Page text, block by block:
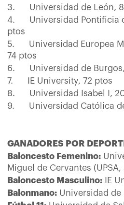
3. Universidad de León,
4. Universidad Pontificia
ptos
5. Universidad Europea
74 ptos
6. Universidad de Burgos,
7. IE University, 72 ptos
8. Universidad Isabel I,
9. Universidad Católica
GANADORES POR
Baloncesto Femenino:
Miguel de Cervantes (UPSA,
Baloncesto Masculino: IE
Balonmano: Universidad de